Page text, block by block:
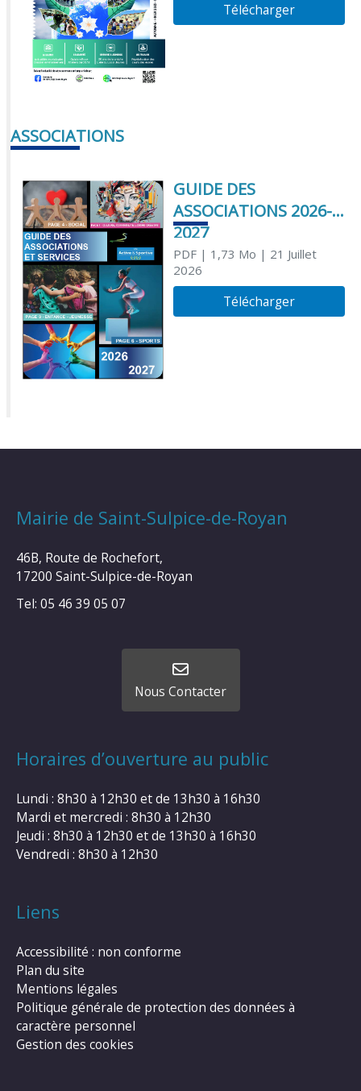
Télécharger
ASSOCIATIONS
GUIDE DES
ASSOCIATIONS 2026-
2027
PDF| 1,73 Mo | 21 Juillet
2026
Télécharger
Mairie de Saint-Sulpice-de-Royan
46B, Route de Rochefort,
17200 Saint-Sulpice-de-Royan
Tel: 05 46 39 05 07
Nous Contacter
Horaires d’ouverture au public
Lundi : 8h30 à 12h30 et de 13h30 à 16h30
Mardi et mercredi : 8h30 à 12h30
Jeudi : 8h30 à 12h30 et de 13h30 à 16h30
Vendredi : 8h30 à 12h30
Liens
Accessibilité : non conforme
Plan du site
Mentions légales
Politique générale de protection des données à
caractère personnel
Gestion des cookies